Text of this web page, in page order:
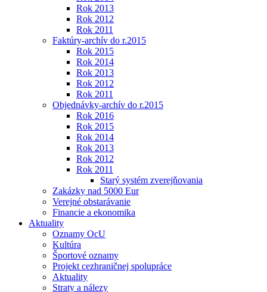
Rok 2013
Rok 2012
Rok 2011
Faktúry-archív do r.2015
Rok 2015
Rok 2014
Rok 2013
Rok 2012
Rok 2011
Objednávky-archív do r.2015
Rok 2016
Rok 2015
Rok 2014
Rok 2013
Rok 2012
Rok 2011
Starý systém zverejňovania
Zakázky nad 5000 Eur
Verejné obstarávanie
Financie a ekonomika
Aktuality
Oznamy OcU
Kultúra
Športové oznamy
Projekt cezhraničnej spolupráce
Aktuality
Straty a nálezy